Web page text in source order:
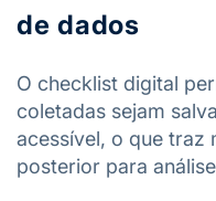
de dados
O checklist digital
coletadas sejam
acessível, o que traz
posterior para